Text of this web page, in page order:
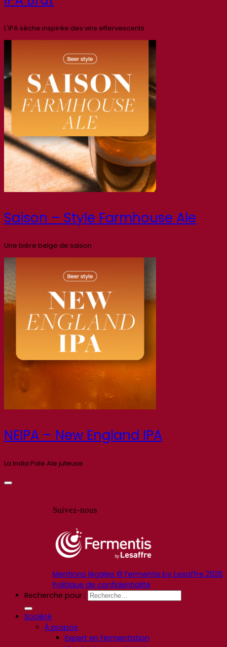
L'IPA sèche inspirée des vins effervescents
Saison – Style Farmhouse Ale
Une bière belge de saison
NEIPA – New England IPA
La India Pale Ale juteuse
Suivez-nous
Mentions légales © Fermentis by Lesaffre 2026
Politique de confidentialité
Recherche pour :
Société
À propos
Expert en fermentation